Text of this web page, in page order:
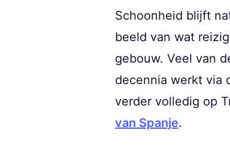
Schoonheid blijft
beeld van wat
gebouw. Veel van
decennia werkt via
verder volledig op
van Spanje.